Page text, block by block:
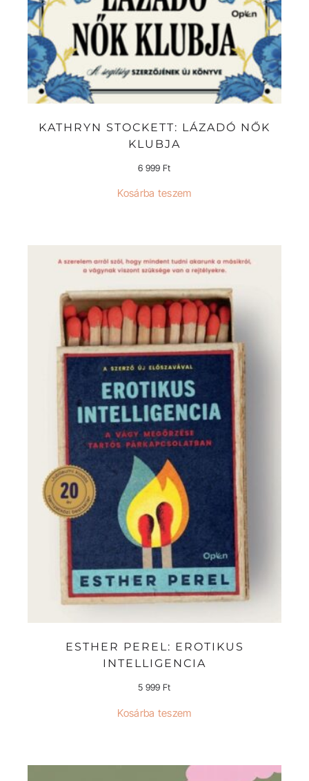
KATHRYN STOCKETT: LÁZADÓ NŐK
KLUBJA
6 999 Ft
Kosárba teszem
ESTHER PEREL: EROTIKUS
INTELLIGENCIA
5 999 Ft
Kosárba teszem